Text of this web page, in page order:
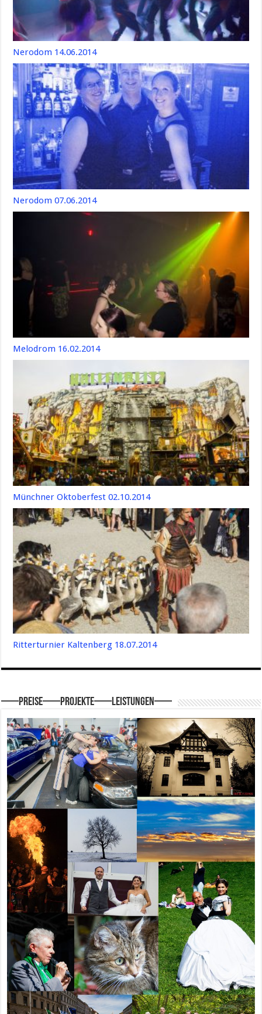
Nerodom 14.06.2014
Nerodom 07.06.2014
Melodrom 16.02.2014
Münchner Oktoberfest 02.10.2014
Ritterturnier Kaltenberg 18.07.2014
—–Preise—–Projekte—–Leistungen—–